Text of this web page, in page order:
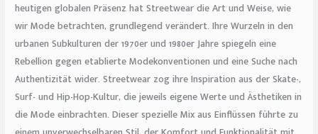
heutigen globalen Präsenz hat Streetwear die Art und Weise, wie
wir Mode betrachten, grundlegend verändert. Ihre Wurzeln in den
urbanen Subkulturen der 1970er und 1980er Jahre spiegeln eine
Rebellion gegen etablierte Modekonventionen und eine Suche nach
Authentizität wider. Streetwear zog ihre Inspiration aus der Skate-,
Surf- und Hip-Hop-Kultur, die jeweils eigene Werte und Ästhetiken in
die Mode einbrachten. Dieser spezielle Mix aus Einflüssen führte zu